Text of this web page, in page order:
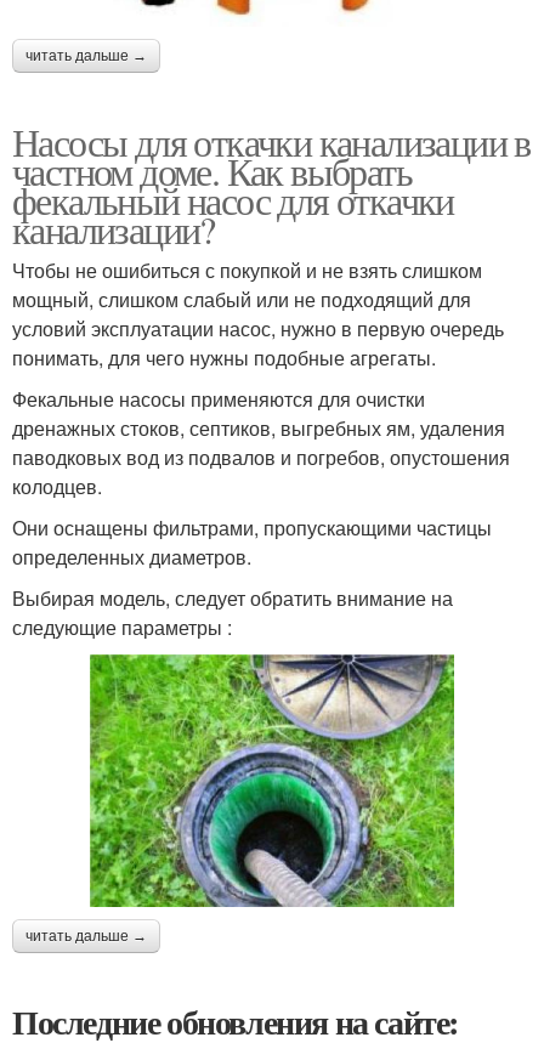
читать дальше →
Насосы для откачки канализации в
частном доме. Как выбрать
фекальный насос для откачки
канализации?
Чтобы не ошибиться с покупкой и не взять слишком
мощный, слишком слабый или не подходящий для
условий эксплуатации насос, нужно в первую очередь
понимать, для чего нужны подобные агрегаты.
Фекальные насосы применяются для очистки
дренажных стоков, септиков, выгребных ям, удаления
паводковых вод из подвалов и погребов, опустошения
колодцев.
Они оснащены фильтрами, пропускающими частицы
определенных диаметров.
Выбирая модель, следует обратить внимание на
следующие параметры :
читать дальше →
Последние обновления на сайте: